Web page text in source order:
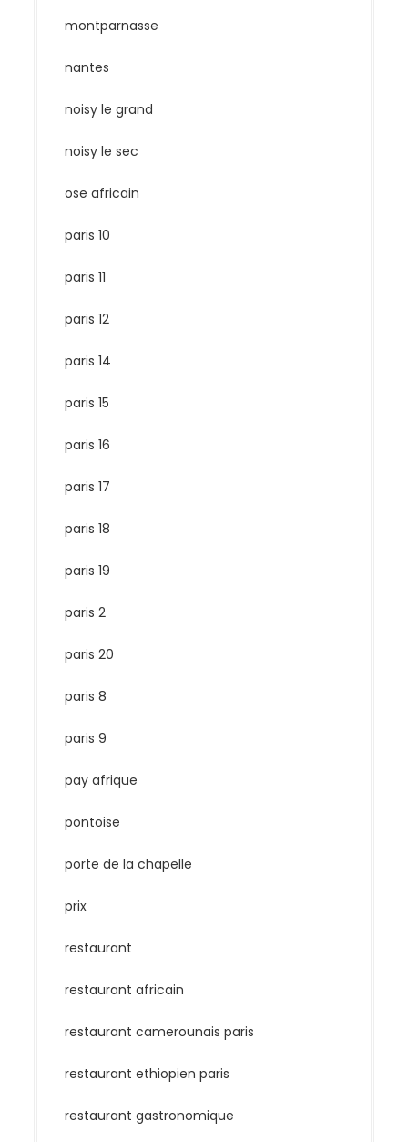
montparnasse
nantes
noisy le grand
noisy le sec
ose africain
paris 10
paris 11
paris 12
paris 14
paris 15
paris 16
paris 17
paris 18
paris 19
paris 2
paris 20
paris 8
paris 9
pay afrique
pontoise
porte de la chapelle
prix
restaurant
restaurant africain
restaurant camerounais paris
restaurant ethiopien paris
restaurant gastronomique